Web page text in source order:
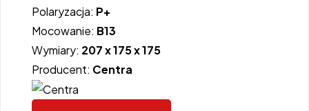
Polaryzacja: P+
Mocowanie: B13
Wymiary: 207 x 175 x 175
Producent: Centra